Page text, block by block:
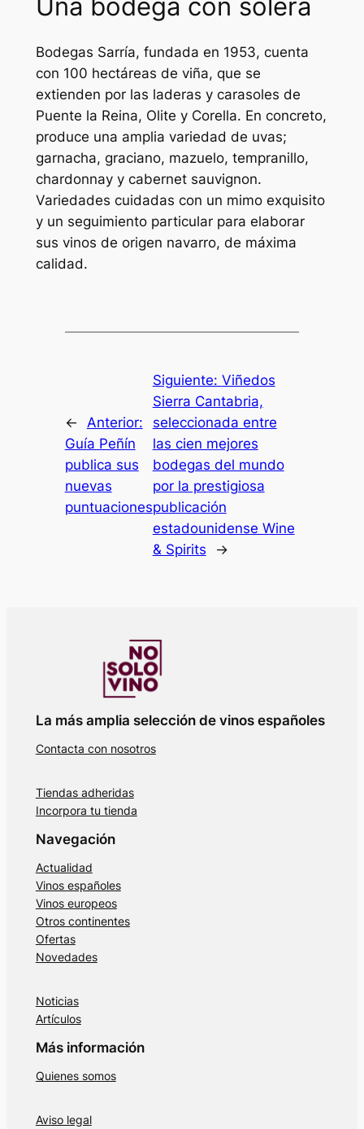
Bodegas Sarría, fundada en 1953, cuenta
con 100 hectáreas de viña, que se
extienden por las laderas y carasoles de
Puente la Reina, Olite y Corella. En concreto,
produce una amplia variedad de uvas;
garnacha, graciano, mazuelo, tempranillo,
chardonnay y cabernet sauvignon.
Variedades cuidadas con un mimo exquisito
y un seguimiento particular para elaborar
sus vinos de origen navarro, de máxima
calidad.
← Anterior:
Guía Peñín
publica sus
nuevas
puntuaciones
Siguiente: Viñedos
Sierra Cantabria,
seleccionada entre
las cien mejores
bodegas del mundo
por la prestigiosa
publicación
estadounidense Wine
& Spirits
→
La más amplia selección de vinos españoles
Contacta con nosotros
Tiendas adheridas
Incorpora tu tienda
Navegación
Actualidad
Vinos españoles
Vinos europeos
Otros continentes
Ofertas
Novedades
Noticias
Artículos
Más información
Quienes somos
Aviso legal